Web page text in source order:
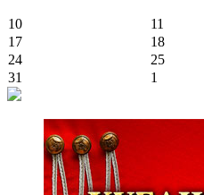
10 11
17
18
24
25
31
1